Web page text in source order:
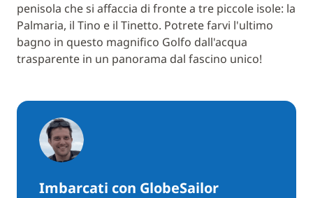
penisola che si affaccia di fronte a tre piccole isole: la
Palmaria, il Tino e il Tinetto. Potrete farvi l'ultimo
bagno in questo magnifico Golfo dall'acqua
trasparente in un panorama dal fascino unico!
Imbarcati con GlobeSailor